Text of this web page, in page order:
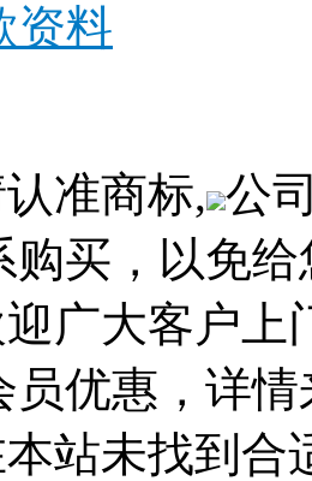
资料
准商标, 公
购买，以免
广大客户
员优惠，详
站未找到